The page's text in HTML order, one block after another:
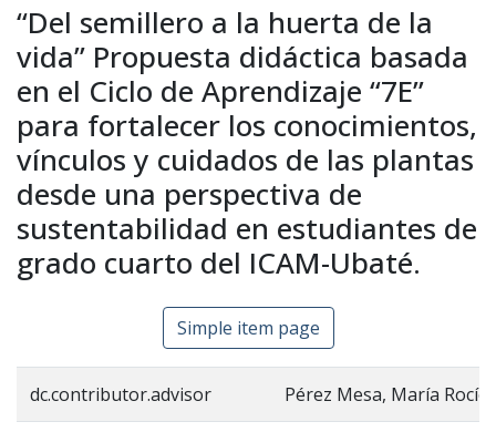
“Del semillero a la huerta de la
vida” Propuesta didáctica basada
en el Ciclo de Aprendizaje “7E”
para fortalecer los conocimientos,
vínculos y cuidados de las plantas
desde una perspectiva de
sustentabilidad en estudiantes de
grado cuarto del ICAM-Ubaté.
Simple item page
dc.contributor.advisor Pérez Mesa, María Rocío